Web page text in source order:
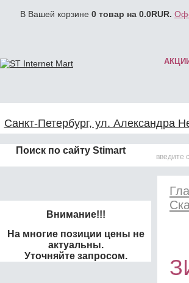
В Вашей корзине 0 товар на 0.0RUR.
Санкт-Петербург, ул. Александра
Поиск по сайту Stimart
Внимание!!!
На многие позиции цены не
актуальны.
Уточняйте запросом.